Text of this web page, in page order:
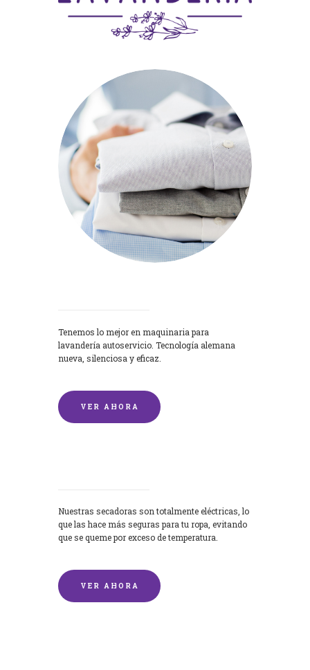
Tenemos lo mejor en maquinaria para
lavandería autoservicio. Tecnología alemana
nueva, silenciosa y eficaz.
VER AHORA
Nuestras secadoras son totalmente eléctricas, lo
que las hace más seguras para tu ropa, evitando
que se queme por exceso de temperatura.
VER AHORA